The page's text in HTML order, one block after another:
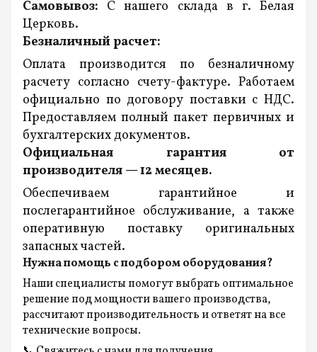
Самовывоз: С нашего склада в г. Белая
Церковь.
Безналичный расчет:
Оплата производится по безналичному
расчету согласно счету-фактуре. Работаем
официально по договору поставки с НДС.
Предоставляем полный пакет первичных и
бухгалтерских документов.
Официальная гарантия от
производителя — 12 месяцев.
Обеспечиваем гарантийное и
послегарантийное обслуживание, а также
оперативную поставку оригинальных
запасных частей.
Нужна помощь с подбором оборудования?
Наши специалисты помогут выбрать оптимальное
решение под мощности вашего производства,
рассчитают производительность и ответят на все
технические вопросы.